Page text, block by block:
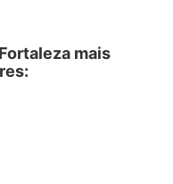
mais